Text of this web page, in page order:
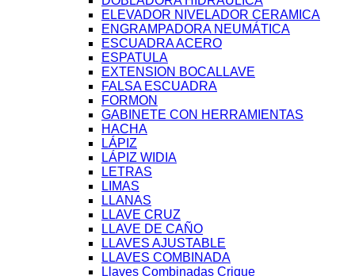
ELEVADOR NIVELADOR CERAMICA
ENGRAMPADORA NEUMÁTICA
ESCUADRA ACERO
ESPATULA
EXTENSION BOCALLAVE
FALSA ESCUADRA
FORMON
GABINETE CON HERRAMIENTAS
HACHA
LÁPIZ
LÁPIZ WIDIA
LETRAS
LIMAS
LLANAS
LLAVE CRUZ
LLAVE DE CAÑO
LLAVES AJUSTABLE
LLAVES COMBINADA
Llaves Combinadas Crique